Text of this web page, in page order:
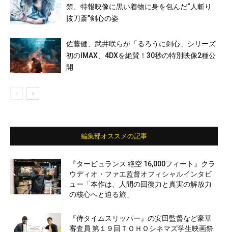
禁、特報映像に黒い着物に身を包んだ“人斬り
抜刀斎”剣心の姿
佐藤健、武井咲らが「るろうに剣心」シリーズ
初のIMAX、4DXを絶賛！30秒の特別映像2種公
開
編集部オススメの記事
『タービュランス 絶空 16,000フィート』クラ
ウディオ・ファエ監督オフィシャルインタビ
ュー「本作は、人間の回復力と真実の解放力
の核心へと迫る旅」
『侍タイムスリッパー』の安田監督など豪華
審査員 第１９回ＴＯＨＯシネマズ学生映画祭